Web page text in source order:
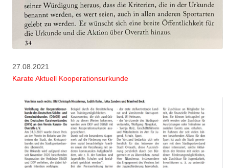
27.08.2021
Karate Aktuell Kooperationsurkunde